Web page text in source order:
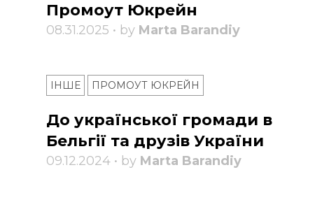
Промоут Юкрейн
08.31.2025 • by Marta Barandiy
ІНШЕ ПРОМОУТ ЮКРЕЙН
До української громади в
Бельгії та друзів України
09.12.2024 • by Marta Barandiy